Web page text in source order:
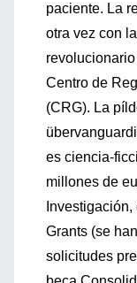
paciente. La
otra vez con
Centro de
(CRG). La
es ciencia-
millones de
Grants (se
solicitudes